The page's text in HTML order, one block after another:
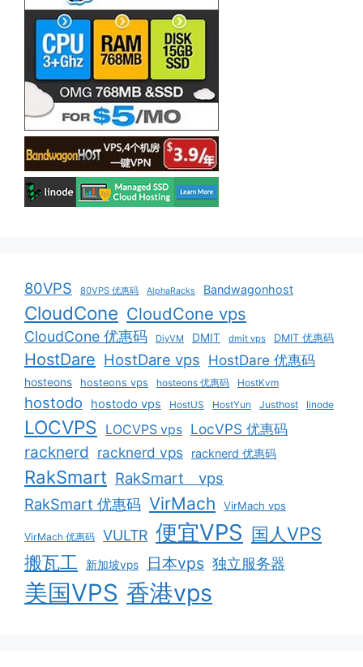
80VPS 80VPS 优惠码 AlphaRacks Bandwagonhost
CloudCone CloudCone vps
CloudCone 优惠码 DiyVM DMIT dmit vps DMIT 优惠码
HostDare HostDare vps HostDare 优惠码
hosteons hosteons vps hosteons 优惠码 HostKvm
hostodo hostodo vps HostUS HostYun Justhost linode
LOCVPS LOCVPS vps LocVPS 优惠码
racknerd racknerd vps racknerd 优惠码
RakSmart RakSmart vps
RakSmart 优惠码 VirMach VirMach vps
VirMach 优惠码 VULTR 便宜VPS 国人VPS
搬瓦工
新加坡vps 日本vps 独立服务器
美国VPS 香港vps